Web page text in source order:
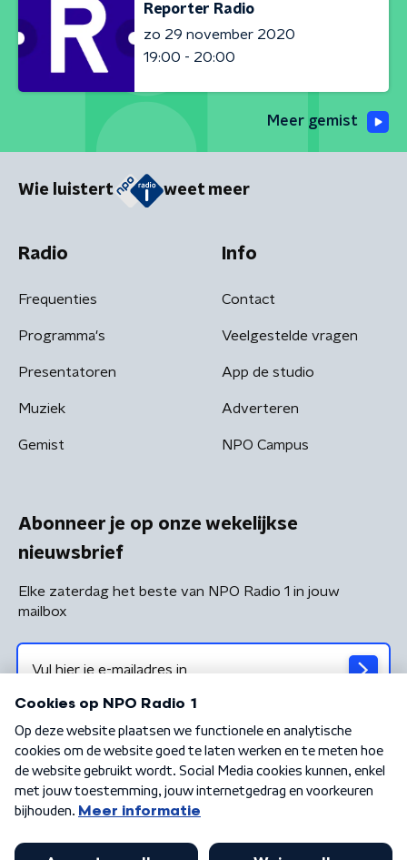
Reporter Radio
zo 29 november 2020
19:00 - 20:00
Meer gemist
Wie luistert weet meer
Radio
Frequenties
Programma's
Presentatoren
Muziek
Gemist
Info
Contact
Veelgestelde vragen
App de studio
Adverteren
NPO Campus
Abonneer je op onze wekelijkse
nieuwsbrief
Elke zaterdag het beste van NPO Radio 1 in jouw
mailbox
Algemene voorwaarden